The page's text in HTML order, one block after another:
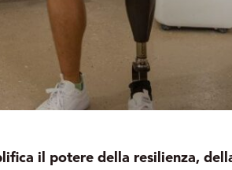
il potere della resilienza,